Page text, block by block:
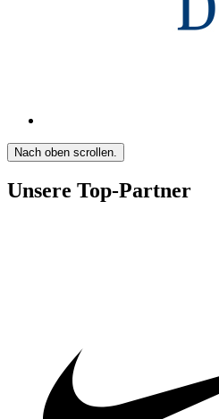
Nach oben scrollen.
Unsere Top-Partner